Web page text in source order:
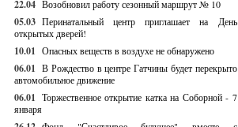
22.04 Возобновил работу сезонный маршрут № 10
05.03 Перинатальный центр приглашает на День
открытых дверей!
10.01 Опасных веществ в воздухе не обнаружено
06.01 В Рождество в центре Гатчины будет перекрыто
автомобильное движение
06.01 Торжественное открытие катка на Соборной - 7
января